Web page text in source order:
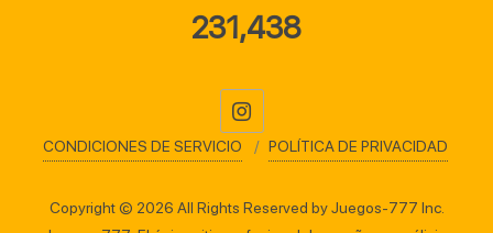
231,438
CONDICIONES DE SERVICIO POLÍTICA DE PRIVACIDAD
Copyright © 2026 All Rights Reserved by Juegos-777 Inc.